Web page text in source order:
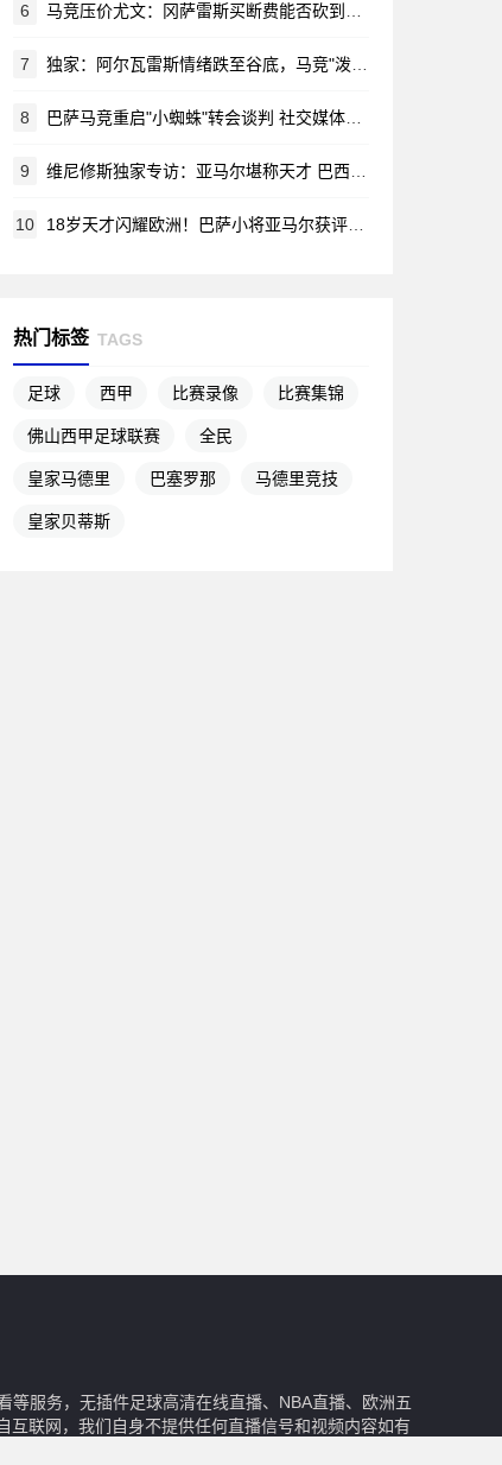
6 马竞压价尤文：冈萨雷斯买断费能否砍到2000万？
7 独家：阿尔瓦雷斯情绪跌至谷底，马竞"泼脏水"言论激怒阿根廷新星
8 巴萨马竞重启"小蜘蛛"转会谈判 社交媒体风波无碍交易推进
9 维尼修斯独家专访：亚马尔堪称天才 巴西渴望重夺世界杯荣耀
10 18岁天才闪耀欧洲！巴萨小将亚马尔获评赛季最佳新星
热门标签 TAGS
足球 西甲 比赛录像 比赛集锦
佛山西甲足球联赛 全民
皇家马德里 巴塞罗那 马德里竞技
皇家贝蒂斯
服务，无插件足球高清在线直播、NBA直播、欧洲五
联网，我们自身不提供任何直播信号和视频内容如有